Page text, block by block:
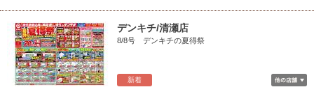
新着
デンキチ/清瀬店
8/8号 デンキチの夏得祭